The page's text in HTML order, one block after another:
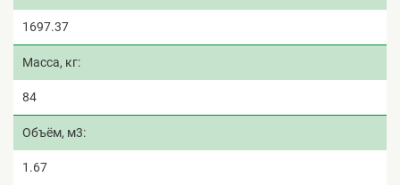
1697.37
Масса, кг
84
Объём, м3
1.67